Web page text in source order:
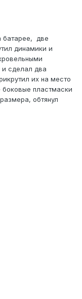
батарее, две
динамики и
сделал два
их на место
боковые пластмаски
обтянул